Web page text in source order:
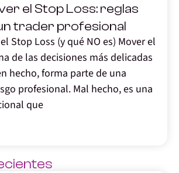
el Stop Loss: reglas
trader profesional
Stop Loss (y qué NO es) Mover el
de las decisiones más delicadas
hecho, forma parte de una
profesional. Mal hecho, es una
que